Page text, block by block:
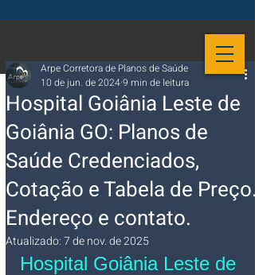
Hospital Goiânia Leste de
Goiânia GO: Planos de
Saúde Credenciados,
Cotação e Tabela de Preço.
Endereço e contato.
Arpe Corretora de Planos de Saúde
10 de jun. de 20249 min de leitura
Atualizado:7 de nov. de 2025
Hospital Goiânia Leste de